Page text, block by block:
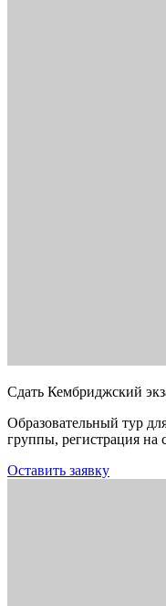
Сдать Кембриджский
Образовательный тур
группы, регистрация на
Оставить заявку